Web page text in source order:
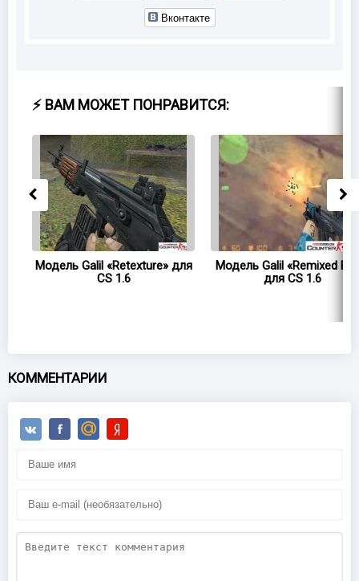
Вконтакте
⚡ ВАМ МОЖЕТ ПОНРАВИТСЯ:
Модель Galil «Retexture» для
CS 1.6
Модель Galil «Remixed
для CS 1.6
КОММЕНТАРИИ